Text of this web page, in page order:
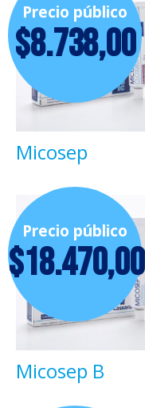
Precio público
$8.738,00
Micosep
Precio público
$18.470,00
Micosep B